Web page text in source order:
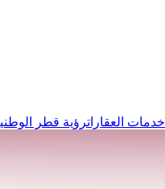
خدمات العقاراترؤية قطر الوطنية